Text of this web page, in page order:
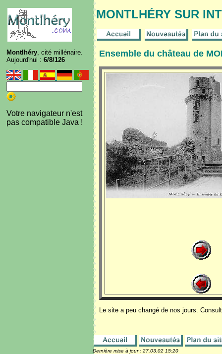
MONTLHÉRY SUR
Montlhéry, cité millénaire.
Aujourd'hui : 6/8/126
Votre navigateur n'est
pas compatible Java !
Ensemble du château de
Le site a peu changé de nos jours.
Dernière mise à jour : 27.03.02 15:20